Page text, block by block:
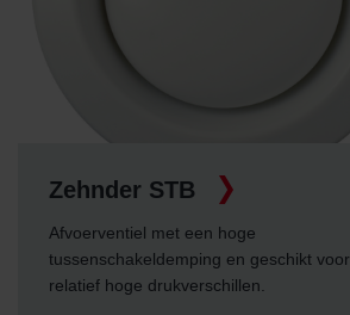
Zehnder STB
Afvoerventiel met een hoge
tussenschakeldemping en geschikt voor
relatief hoge drukverschillen.